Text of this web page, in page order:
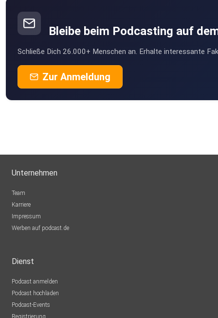
Bleibe beim Podcasting auf
Schließe Dich 26.000+ Menschen an. Erhalte interessante
Zur Anmeldung
Unternehmen
Team
Karriere
Impressum
Werben auf podcast.de
Dienst
Podcast anmelden
Podcast hochladen
Podcast-Events
Registrierung